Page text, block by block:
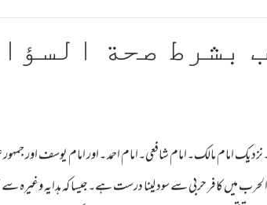
بشرط صحة
امام مالک۔امام شافعی۔امام احمد ۔اور امام یوسف اور
میں کافر حربی سے سود لینا درست ہے۔جیسا کہ ہدایہ